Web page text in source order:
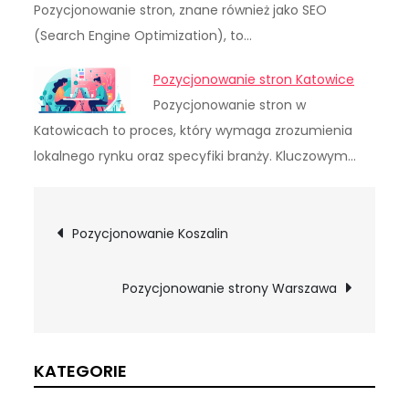
Pozycjonowanie stron, znane również jako SEO
(Search Engine Optimization), to…
Pozycjonowanie stron Katowice
Pozycjonowanie stron w
Katowicach to proces, który wymaga zrozumienia
lokalnego rynku oraz specyfiki branży. Kluczowym…
Nawigacja
wpisu
Pozycjonowanie Koszalin
Pozycjonowanie strony Warszawa
KATEGORIE